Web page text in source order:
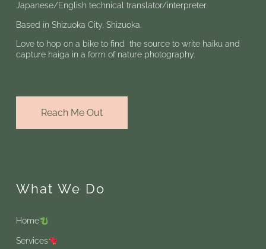
Japanese/English technical translator/interpreter.
Based in Shizuoka City, Shizuoka.
Love to hop on a bike to find the source to write haiku and
capture haiga in a form of nature photography.
Reach Me Out
What We Do
Home
Services